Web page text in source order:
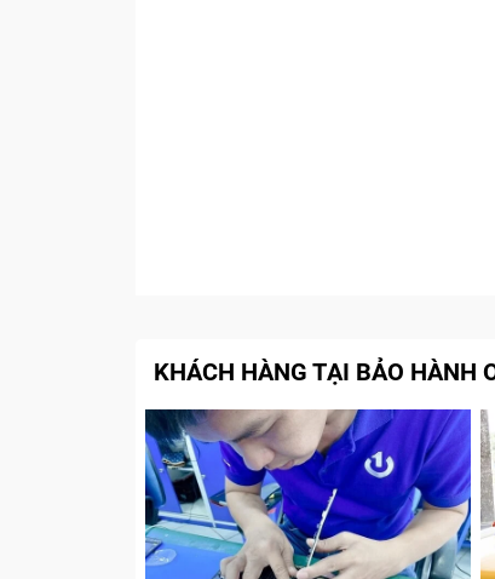
KHÁCH HÀNG TẠI BẢO HÀNH